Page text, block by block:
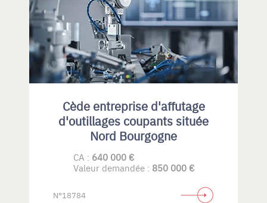
Cède entreprise d'affutage
d'outillages coupants située
Nord Bourgogne
CA : 640 000 €
Valeur demandée : 850 000 €
N°18784